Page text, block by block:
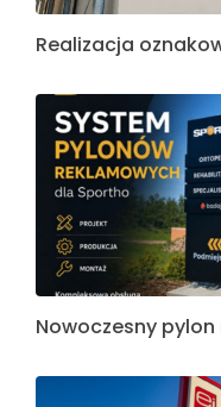
Realizacja
Nowoczesny pylon